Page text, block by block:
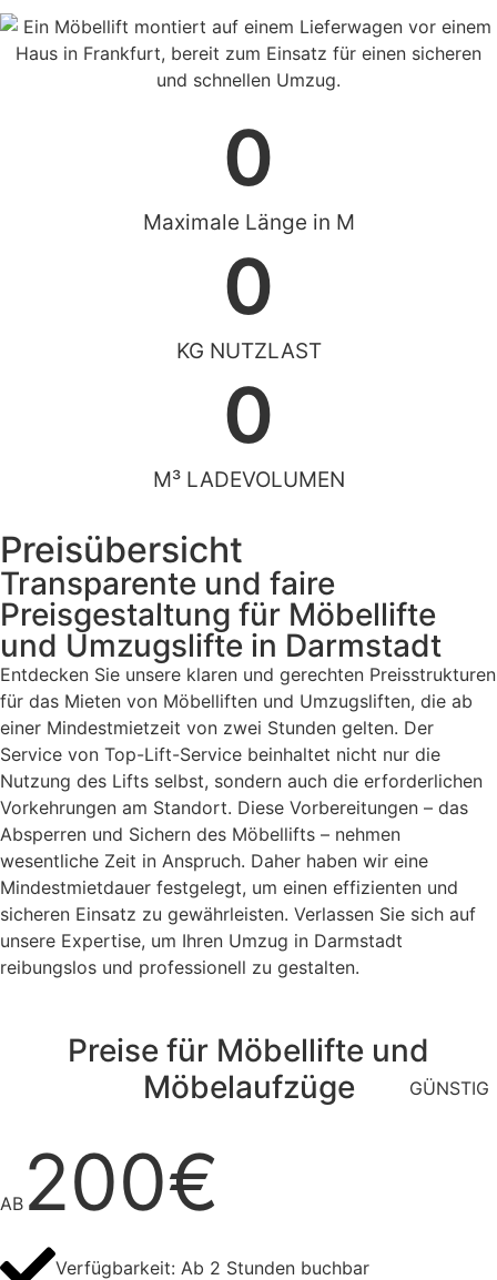
Maximale Länge in M
0
KG NUTZLAST
0
M³ LADEVOLUMEN
0
Preisübersicht
Transparente und faire
Preisgestaltung für Möbellifte
und Umzugslifte in Darmstadt
Entdecken Sie unsere klaren und gerechten Preisstrukturen
für das Mieten von Möbelliften und Umzugsliften, die ab
einer Mindestmietzeit von zwei Stunden gelten. Der
Service von Top-Lift-Service beinhaltet nicht nur die
Nutzung des Lifts selbst, sondern auch die erforderlichen
Vorkehrungen am Standort. Diese Vorbereitungen – das
Absperren und Sichern des Möbellifts – nehmen
wesentliche Zeit in Anspruch. Daher haben wir eine
Mindestmietdauer festgelegt, um einen effizienten und
sicheren Einsatz zu gewährleisten. Verlassen Sie sich auf
unsere Expertise, um Ihren Umzug in Darmstadt
reibungslos und professionell zu gestalten.
GÜNSTIG
Preise für Möbellifte und
Möbelaufzüge
AB 200€
Verfügbarkeit: Ab 2 Stunden buchbar